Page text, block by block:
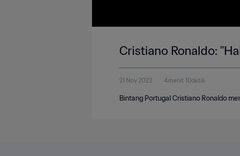
Cristiano Ronaldo:
21 Nov 2022 4menit 10detik
Bintang Portugal Cristiano Ronaldo